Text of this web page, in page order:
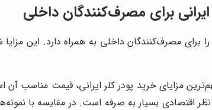
ایرانی برای مصرف‌کنندگان داخلی
برای مصرف‌کنندگان داخلی به همراه دارد. این
مزایای خرید پودر کلر ایرانی، قیمت مناسب
نظر اقتصادی بسیار به صرفه است. در مقایسه با